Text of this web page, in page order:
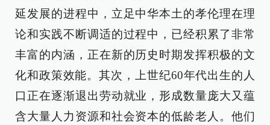
延发展的进程中，立足中华本土的孝伦理在理
论和实践不断调适的过程中，已经积累了非常
丰富的内涵，正在新的历史时期发挥积极的文
化和政策效能。其次，上世纪60年代出生的人
口正在逐渐退出劳动就业，形成数量庞大又蕴
含大量人力资源和社会资本的低龄老人。他们